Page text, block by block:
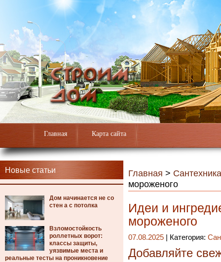
Главная Карта сайта
Новые статьи
Дом начинается не со
стен а с потолка
Взломостойкость
роллетных ворот:
классы защиты,
уязвимые места и
реальные тесты на проникновение
Главная > Сантехника
мороженого
Идеи и
мороженого
07.08.2025 | Категория:
Добавляйте